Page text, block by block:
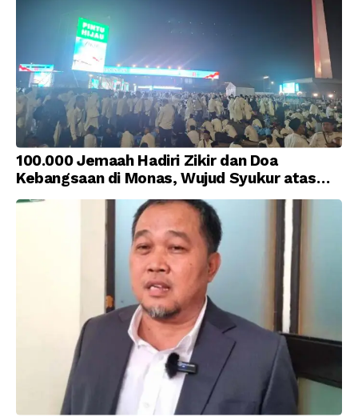
100.000 Jemaah Hadiri Zikir dan Doa
Kebangsaan di Monas, Wujud Syukur atas
Kemerdekaan Indonesia